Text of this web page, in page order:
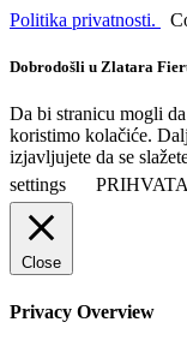
Politika privatnosti.
Dobrodošli u Zlatara
Da bi stranicu mogli
koristimo kolačiće.
izjavljujete da se
settings
Close
Privacy Overview